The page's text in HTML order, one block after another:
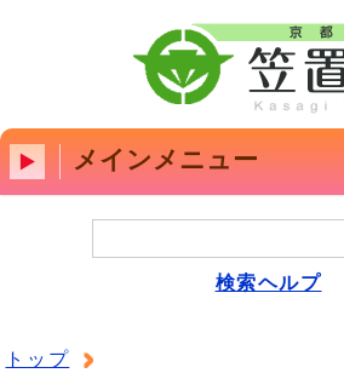
メインメニュー
検索ヘルプ
トップ